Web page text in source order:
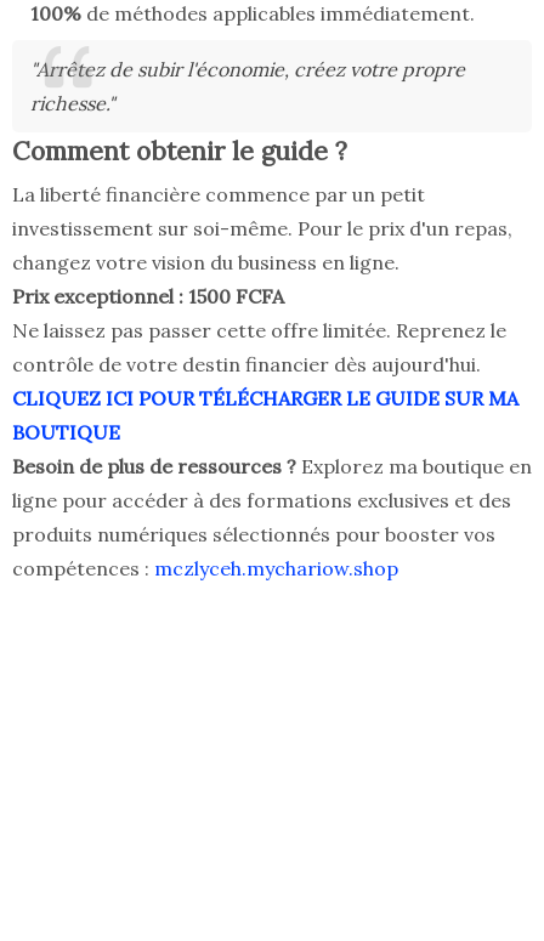
100% de méthodes applicables immédiatement.
"Arrêtez de subir l'économie, créez votre propre
richesse."
Comment obtenir le guide ?
La liberté financière commence par un petit
investissement sur soi-même. Pour le prix d'un repas,
changez votre vision du business en ligne.
Prix exceptionnel : 1500 FCFA
Ne laissez pas passer cette offre limitée. Reprenez le
contrôle de votre destin financier dès aujourd'hui.
CLIQUEZ ICI POUR TÉLÉCHARGER LE GUIDE SUR MA
BOUTIQUE
Besoin de plus de ressources ? Explorez ma boutique en
ligne pour accéder à des formations exclusives et des
produits numériques sélectionnés pour booster vos
compétences : mczlyceh.mychariow.shop